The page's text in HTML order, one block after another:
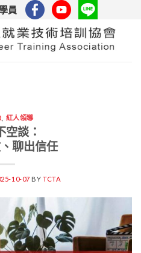
員
紅人領導
空談：
聊出信任
10-07 BYTCTA